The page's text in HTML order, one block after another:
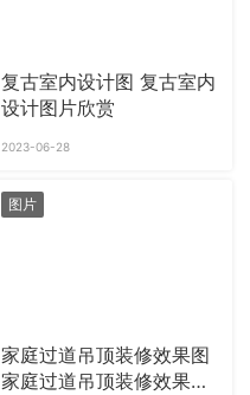
复古室内设计图 复古室内
设计图片欣赏
2023-06-28
图片
家庭过道吊顶装修效果图
家庭过道吊顶装修效果图